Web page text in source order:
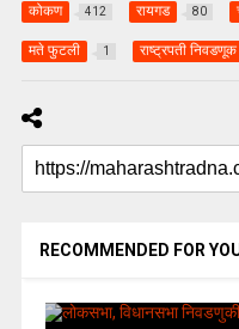
कोकण 412 रायगड 80
मते फुटली 1 राष्ट्रपती निवडणूक
RECOMMENDED FOR